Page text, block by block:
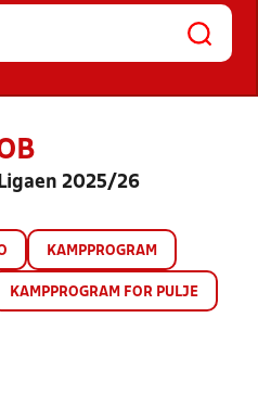
2025/26
KAMPPROGRAM
KAMPPROGRAM FOR PULJE